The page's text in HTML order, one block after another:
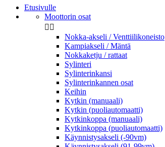
Etusivulle
Moottorin osat
 
Nokka-akseli / Venttiilikoneisto
Kampiakseli / Mäntä
Nokkaketju / rattaat
Sylinteri
Sylinterinkansi
Sylinterinkannen osat
Keihin
Kytkin (manuaali)
Kytkin (puoliautomaatti)
Kytkinkoppa (manuaali)
Kytkinkoppa (puoliautomaatti)
Käynnistysakseli (-90vm)